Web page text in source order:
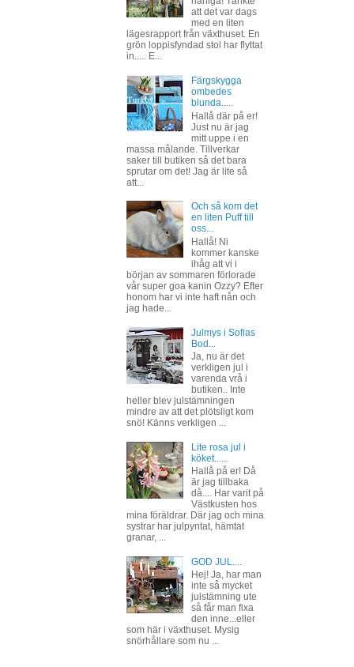
att det var dags
med en liten
lägesrapport från växthuset. En
grön loppisfyndad stol har flyttat
in..... E...
Färgskygga
ombedes
blunda.....
Hallå där på er!
Just nu är jag
mitt uppe i en
massa målande. Tillverkar
saker till butiken så det bara
sprutar om det! Jag är lite så
att...
Och så kom det
en liten Puff till
oss...
Hallå! Ni
kommer kanske
ihåg att vi i
början av sommaren förlorade
vår super goa kanin Ozzy? Efter
honom har vi inte haft nån och
jag hade...
Julmys i Sofias
Bod...
Ja, nu är det
verkligen jul i
varenda vrå i
butiken.. Inte
heller blev julstämningen
mindre av att det plötsligt kom
snö! Känns verkligen ...
Lite rosa jul i
köket......
Hallå på er! Då
är jag tillbaka
då.... Har varit på
Västkusten hos
mina föräldrar. Där jag och mina
systrar har julpyntat, hämtat
granar, ...
GOD JUL....
Hej! Ja, har man
inte så mycket
julstämning ute
så får man fixa
den inne...eller
som här i växthuset. Mysig
snörhållare som nu ...